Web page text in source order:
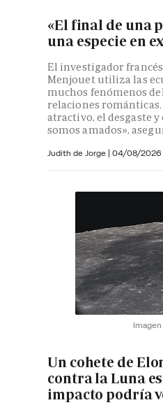
«El final de una
una especie en
El investigador
Menjouet utiliza las
muchos fenómenos
relaciones románticas.
atractivo, el desgaste
somos amados»,
Judith de Jorge | 04/08/2026
Imagen
Un cohete de
contra la Luna
impacto podría